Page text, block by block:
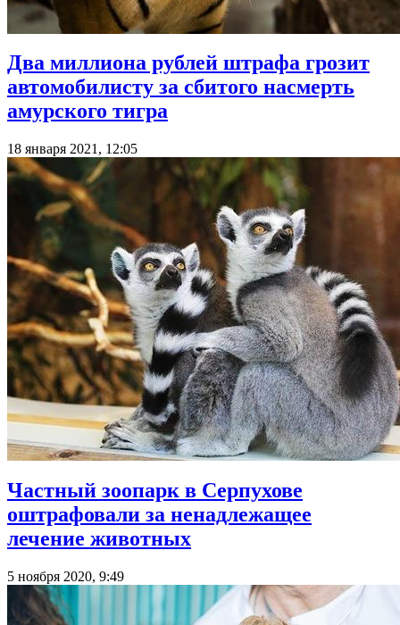
Два миллиона рублей штрафа грозит
автомобилисту за сбитого насмерть
амурского тигра
18 января 2021, 12:05
Частный зоопарк в Серпухове
оштрафовали за ненадлежащее
лечение животных
5 ноября 2020, 9:49